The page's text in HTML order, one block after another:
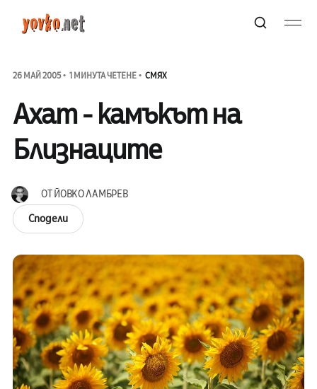
26 МАЙ 2005 1 МИНУТА ЧЕТЕНЕ СМЯХ
Ахат - камъкът на
Близнаците
ОТЙОВКО ЛАМБРЕВ
Сподели